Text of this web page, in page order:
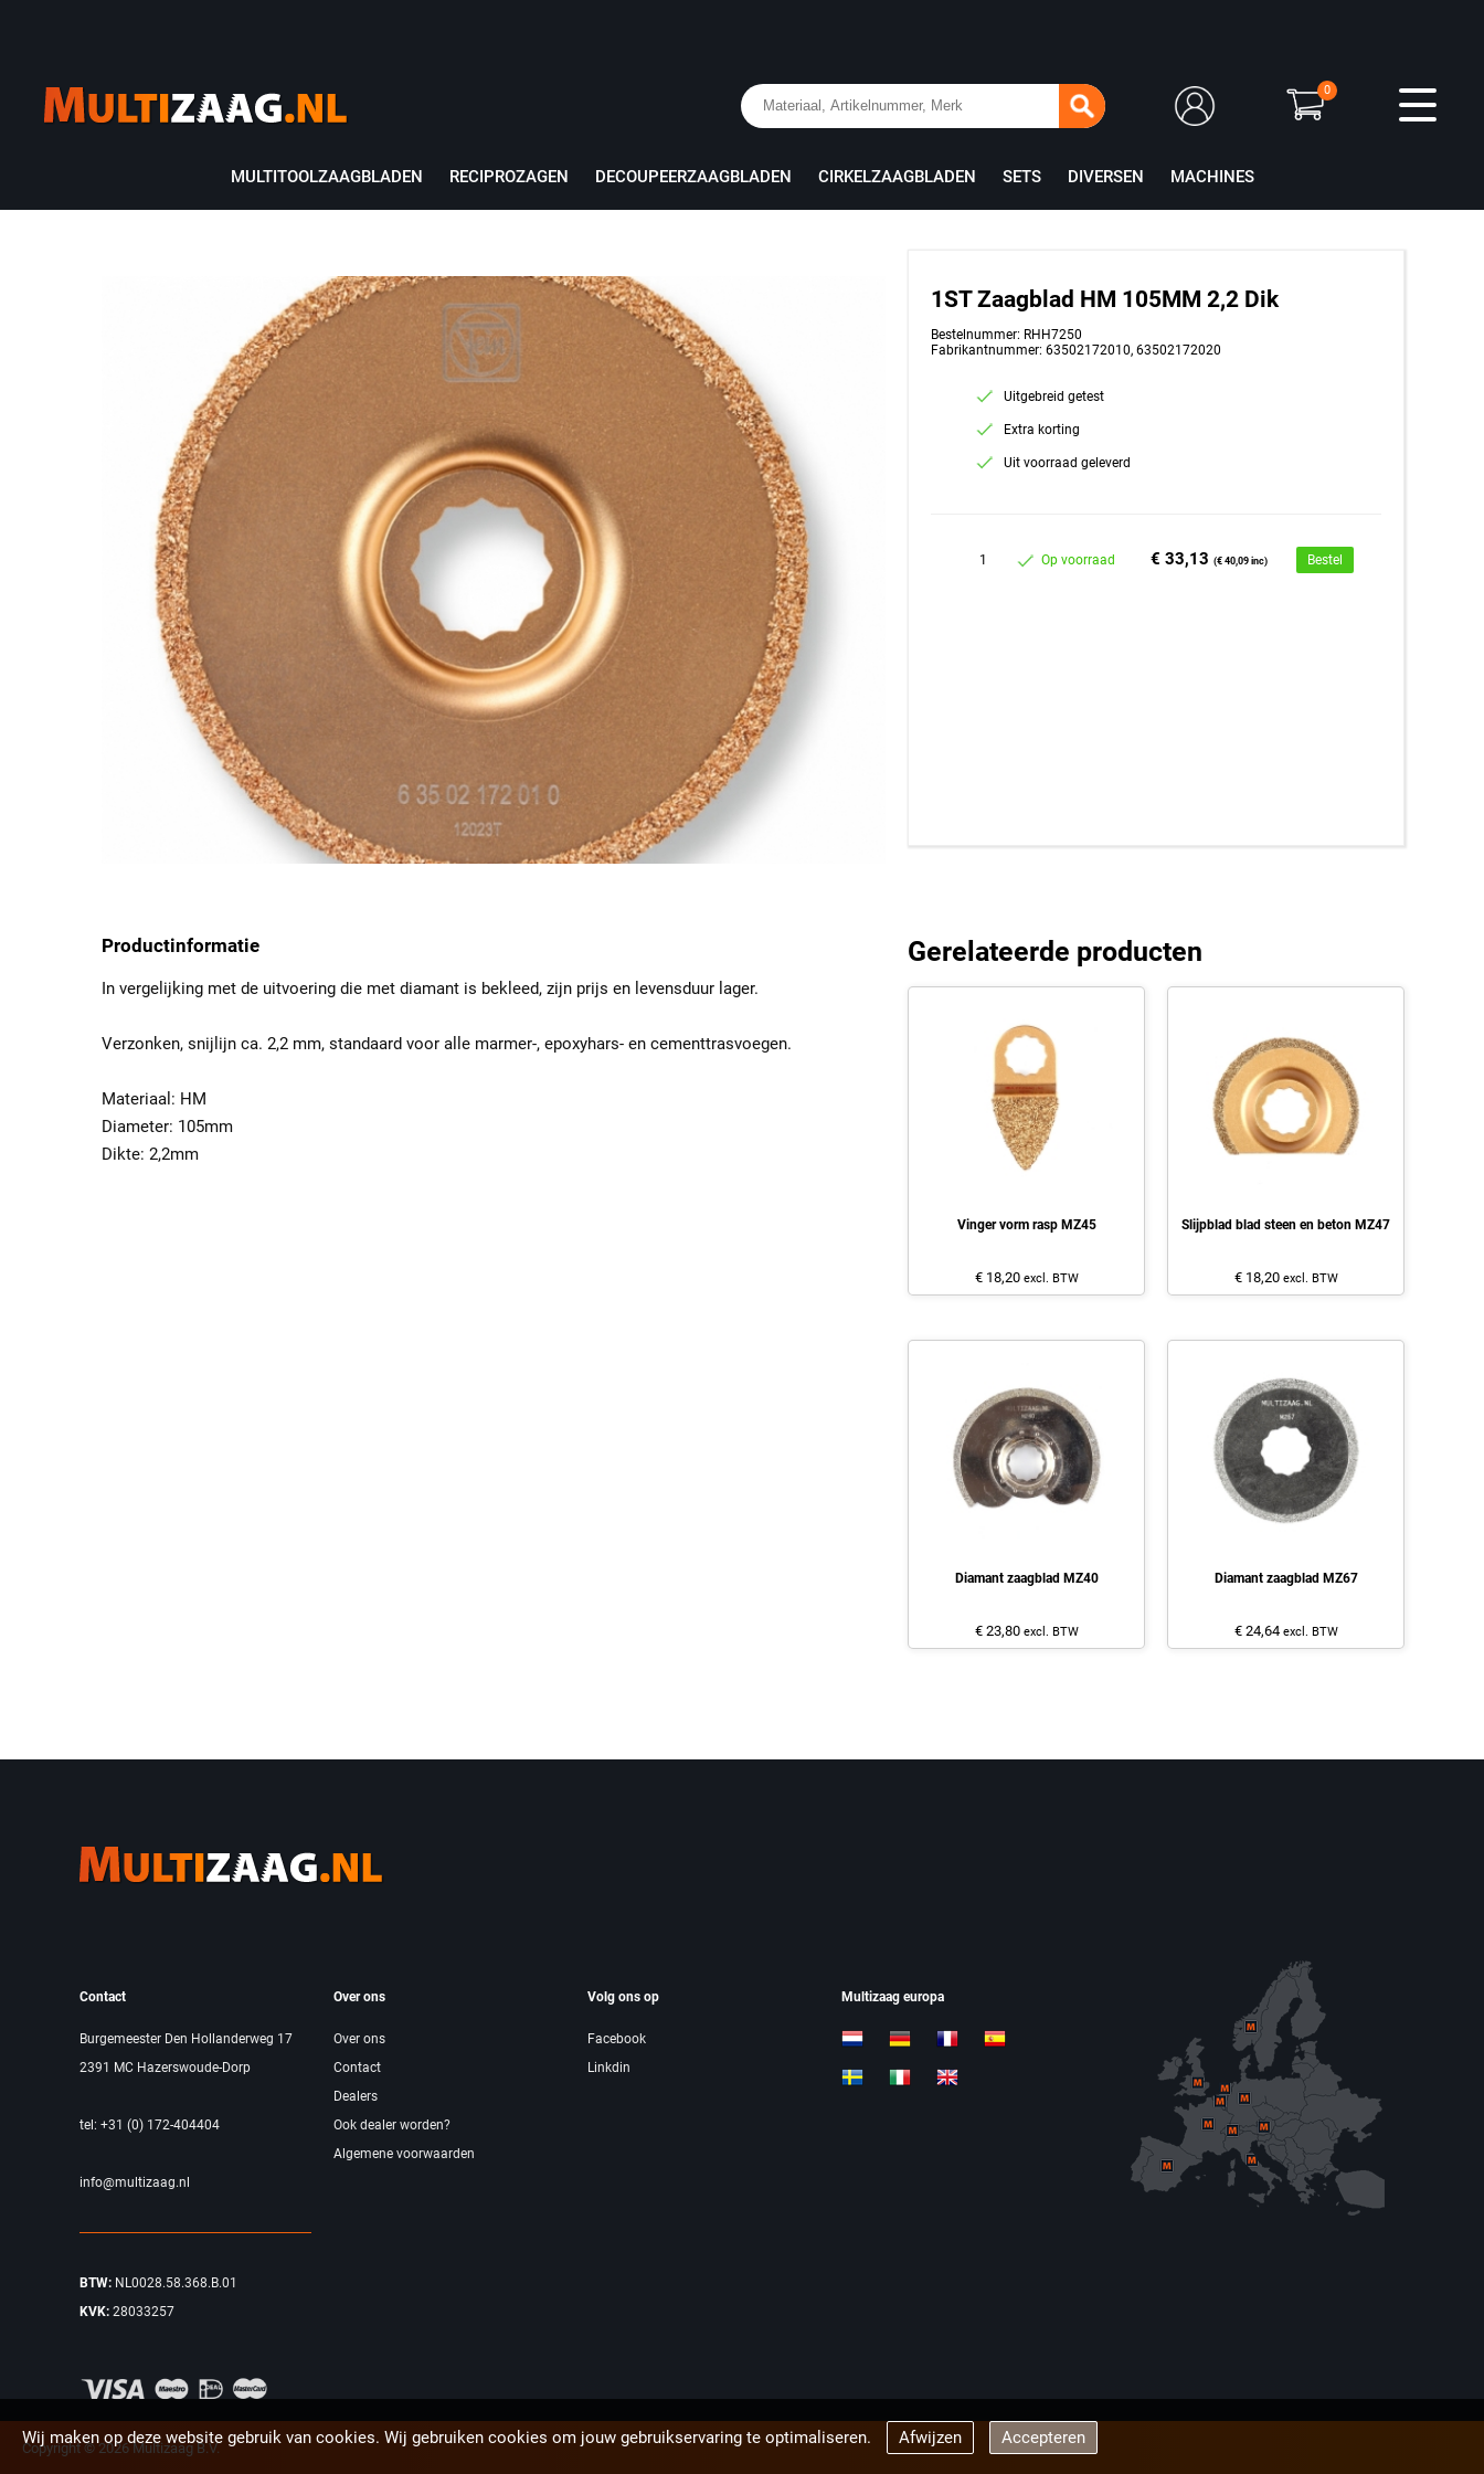
MULTITOOLZAAGBLADEN RECIPROZAGEN DECOUPEERZAAGBLADEN CIRKELZAAGBLADEN SETS DIVERSEN MACHINES
0
1ST Zaagblad HM 105MM 2,2 Dik
Bestelnummer: RHH7250
Fabrikantnummer: 63502172010, 63502172020
Uitgebreid getest
Extra korting
Uit voorraad geleverd
1 Op voorraad € 33,13(€ 40,09 inc) Bestel
Productinformatie
In vergelijking met de uitvoering die met diamant is bekleed, zijn prijs en levensduur lager.
Verzonken, snijlijn ca. 2,2 mm, standaard voor alle marmer-, epoxyhars- en cementtrasvoegen.
Materiaal: HM
Diameter: 105mm
Dikte: 2,2mm
Gerelateerde producten
Vinger vorm rasp MZ45
€ 18,20 excl. BTW
Slijpblad blad steen en beton MZ47
€ 18,20 excl. BTW
Diamant zaagblad MZ40
€ 23,80 excl. BTW
Diamant zaagblad MZ67
€ 24,64 excl. BTW
Contact
Burgemeester Den Hollanderweg 17
2391 MC Hazerswoude-Dorp
tel: +31 (0) 172-404404
info@multizaag.nl
BTW: NL0028.58.368.B.01
KVK: 28033257
Over ons
Over ons
Contact
Dealers
Ook dealer worden?
Algemene voorwaarden
Volg ons op
Facebook
Linkdin
Multizaag europa
Copyright © 2026 Multizaag B.V.
Wij maken op deze website gebruik van cookies. Wij gebruiken cookies om jouw gebruikservaring te optimaliseren. Afwijzen Accepteren